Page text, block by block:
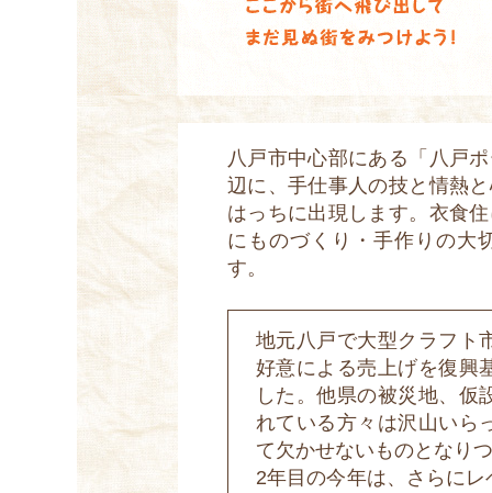
八戸市中心部にある「八戸
辺に、手仕事人の技と情熱
はっちに出現します。衣食
にものづくり・手作りの大
す。
地元八戸で大型クラフト
好意による売上げを復興
した。他県の被災地、仮
れている方々は沢山いら
て欠かせないものとなり
2年目の今年は、さらに